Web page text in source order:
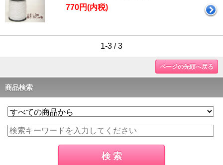
770円(内税)
1-3 / 3
ページの先頭へ戻る
商品検索